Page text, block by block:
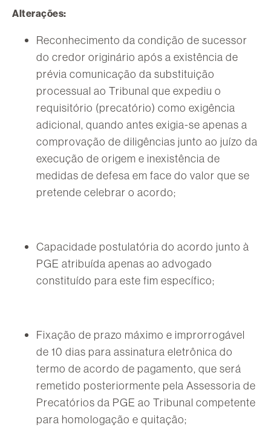
Alterações:
Reconhecimento da condição de sucessor
do credor originário após a existência de
prévia comunicação da substituição
processual ao Tribunal que expediu o
requisitório (precatório) como exigência
adicional, quando antes exigia-se apenas a
comprovação de diligências junto ao juízo da
execução de origem e inexistência de
medidas de defesa em face do valor que se
pretende celebrar o acordo;
Capacidade postulatória do acordo junto à
PGE atribuída apenas ao advogado
constituído para este fim específico;
Fixação de prazo máximo e improrrogável
de 10 dias para assinatura eletrônica do
termo de acordo de pagamento, que será
remetido posteriormente pela Assessoria de
Precatórios da PGE ao Tribunal competente
para homologação e quitação;